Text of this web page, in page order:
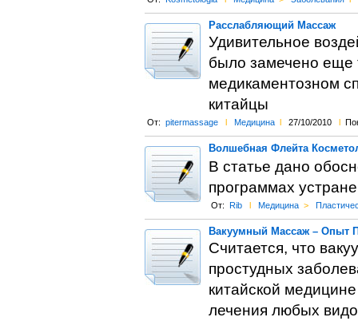
Расслабляющий Массаж
Удивительное
было замечено еще
медикаментозном
китайцы
От: pitermassage l Медицина l 27/10/2010 l
Волшебная Флейта
В статье дано
программах
От: Rib l Медицина >
Вакуумный Массаж – Опыт
Считается, что
простудных
китайской
лечения любых